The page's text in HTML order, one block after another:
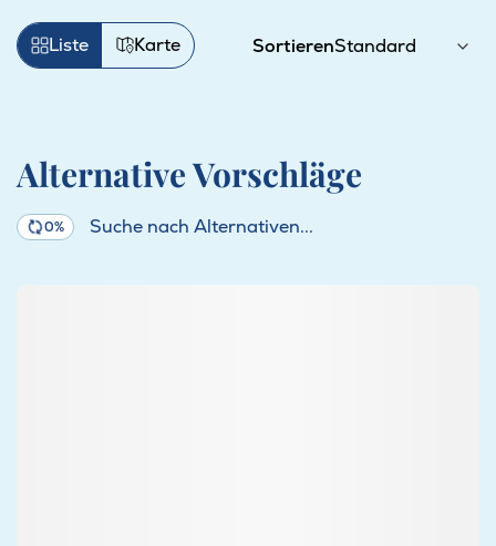
Sortieren
Liste Karte
Alternative Vorschläge
0% Suche nach Alternativen...